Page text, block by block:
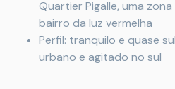
Quartier Pigalle, uma
bairro da luz vermelha
Perfil: tranquilo e quase
urbano e agitado no sul